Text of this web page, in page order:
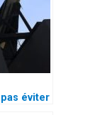
éviter